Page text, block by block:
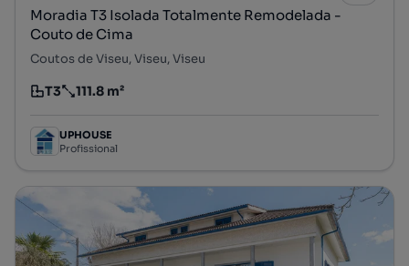
Moradia T3 Isolada Totalmente Remodelada -
Couto de Cima
Coutos de Viseu, Viseu, Viseu
Tipologia
T3
Preço por metro quadrado
111.8 m²
UPHOUSE
Profissional